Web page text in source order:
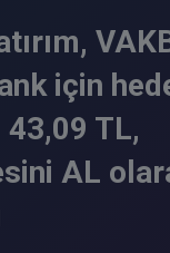
için
43,09 TL,
AL